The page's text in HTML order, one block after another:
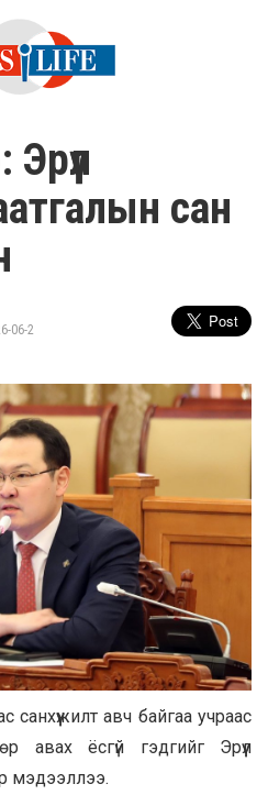
сан
06-2
авч байгаа учраас
авах ёсгүй гэдгийг Эрүүл
мэдээллээ.